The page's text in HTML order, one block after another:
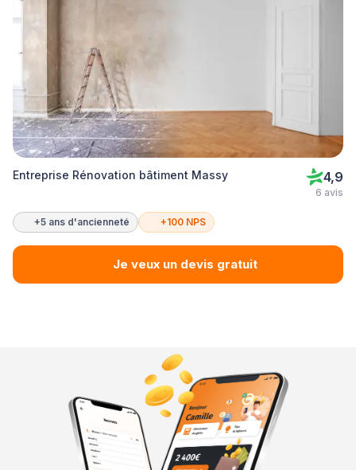
Entreprise Rénovation bâtiment Massy 4,9
6 avis
+5 ans d'ancienneté +100 NPS
Je veux un devis gratuit